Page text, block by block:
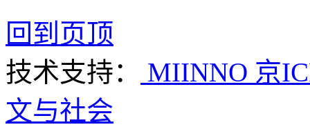
回到页顶
技术支持：
MIINNO 京
文与社会